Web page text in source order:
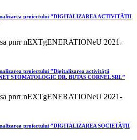
proiectului ”DIGITALIZAREA ACTIVITĂȚII
proiectului ”Digitalizarea activității
STOMATOLOGIC DR. BUTAS CORNEL SRL”
proiectului ”DIGITALIZAREA SOCIETĂȚII